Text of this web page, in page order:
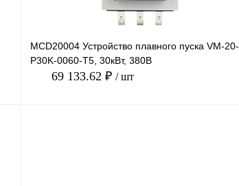
MCD20004 Устройство плавного пуска VM-20-
P30K-0060-T5, 30кВт, 380В
69 133.62 ₽ / шт